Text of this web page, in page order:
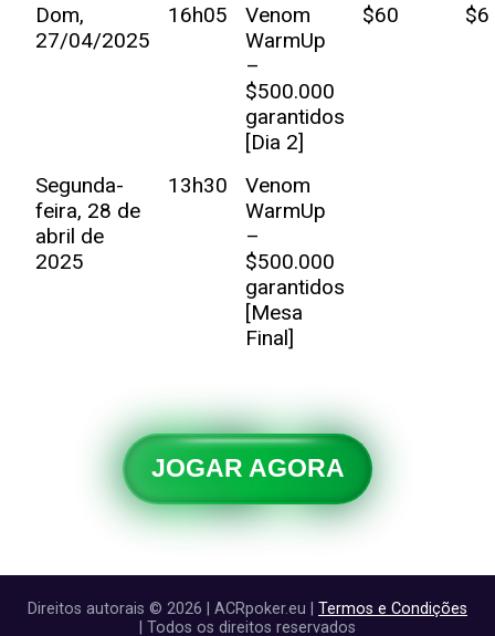
Dom,
27/04/2025
16h05
Venom
WarmUp
–
$500.000
garantidos
[Dia 2]
$60 $6
Segunda-
feira, 28 de
abril de
2025
13h30
Venom
WarmUp
–
$500.000
garantidos
[Mesa
Final]
JOGAR AGORA
Direitos autorais © 2026 | ACRpoker.eu | Termos e Condições
| Todos os direitos reservados